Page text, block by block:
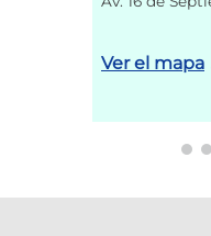
Ver el mapa